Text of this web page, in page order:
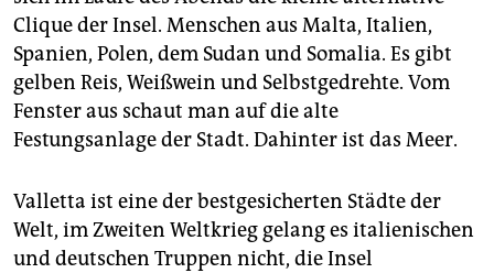
Clique der Insel. Menschen aus Malta, Italien,
Spanien, Polen, dem Sudan und Somalia. Es gibt
gelben Reis, Weißwein und Selbstgedrehte. Vom
Fenster aus schaut man auf die alte
Festungsanlage der Stadt. Dahinter ist das Meer.
Valletta ist eine der bestgesicherten Städte der
Welt, im Zweiten Weltkrieg gelang es italienischen
und deutschen Truppen nicht, die Insel